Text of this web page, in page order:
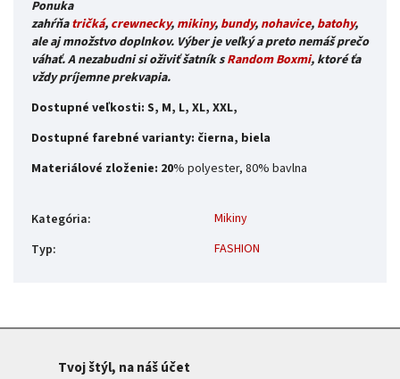
Ponuka
zahŕňatričká, crewnecky, mikiny, bundy, nohavice, batohy,
aleaj množstvo doplnkov. Výber je veľký a pretonemáš prečo
váhať.A nezabudni si oživiť šatník sRandom Boxmi, ktoré ťa
vždy príjemne prekvapia.
Dostupné veľkosti: S, M, L, XL, XXL,
Dostupné farebné varianty: čierna, biela
Materiálové zloženie: 20% polyester, 80% bavlna
Kategória:
Mikiny
Typ: FASHION
Tvoj štýl, na náš účet